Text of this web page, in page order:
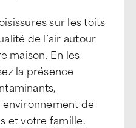
sur les toits
de l’air autour
maison. En les
la présence
de
et votre famille.